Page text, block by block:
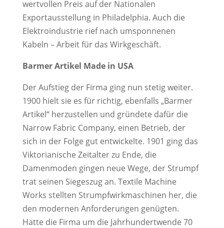
wertvollen Preis auf der Nationalen
Exportausstellung in Philadelphia. Auch die
Elektroindustrie rief nach umsponnenen
Kabeln – Arbeit für das Wirkgeschäft.
Barmer Artikel Made in USA
Der Aufstieg der Firma ging nun stetig weiter.
1900 hielt sie es für richtig, ebenfalls „Barmer
Artikel“ herzustellen und gründete dafür die
Narrow Fabric Company, einen Betrieb, der
sich in der Folge gut entwickelte. 1901 ging das
Viktorianische Zeitalter zu Ende, die
Damenmoden gingen neue Wege, der Strumpf
trat seinen Siegeszug an. Textile Machine
Works stellten Strumpfwirkmaschinen her, die
den modernen Anforderungen genügten.
Hatte die Firma um die Jahrhundertwende 70